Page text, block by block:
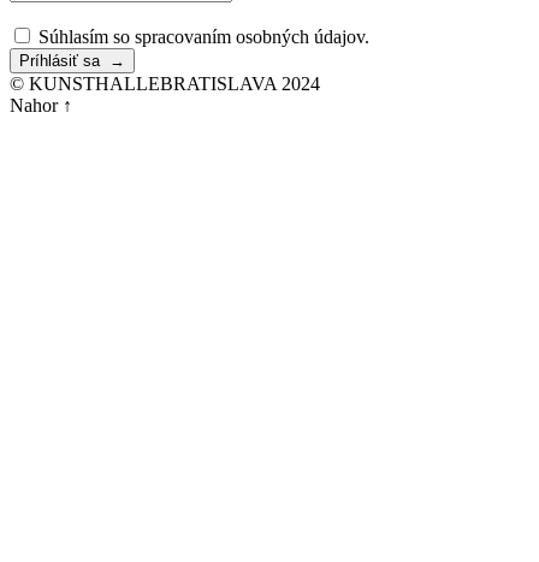
Súhlasím so spracovaním osobných údajov.
© KUNSTHALLEBRATISLAVA 2024
Nahor ↑